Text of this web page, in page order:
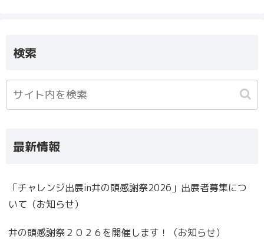
検索
最新情報
「チャレンジ出展in井の頭感謝祭2026」出展者募集につ
いて（お知らせ）
井の頭感謝祭２０２６を開催します！（お知らせ）